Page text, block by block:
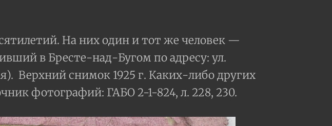
На них один и тот же человек —
в Бресте-над-Бугом по адресу: ул.
Верхний снимок 1925 г. Каких-либо других
фотографий: ГАБО 2-1-824, л. 228, 230.